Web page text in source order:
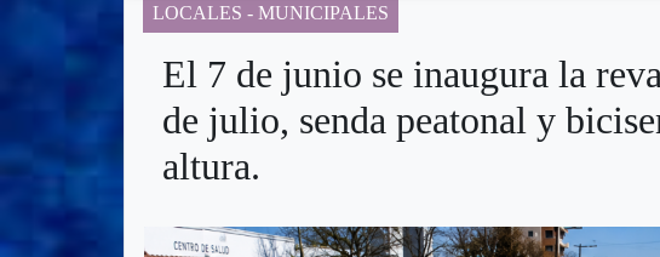
LOCALES - MUNICIPALES
El 7 de junio se inaugura la
de julio, senda peatonal y
altura.